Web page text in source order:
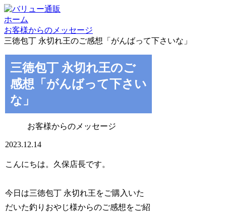
ホーム
お客様からのメッセージ
三徳包丁 永切れ王のご感想「がんばって下さいな」
三徳包丁 永切れ王のご
感想「がんばって下さい
な」
お客様からのメッセージ
2023.12.14
こんにちは。久保店長です。
今日は三徳包丁 永切れ王をご購入いた
だいた釣りおやじ様からのご感想をご紹